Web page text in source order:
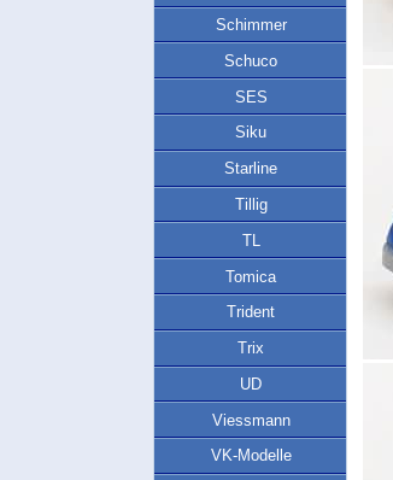
Schimmer
Schuco
SES
Siku
Starline
Tillig
TL
Tomica
Trident
Trix
UD
Viessmann
VK-Modelle